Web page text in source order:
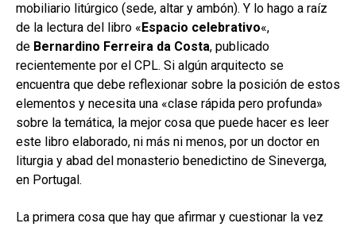
mobiliario litúrgico (sede, altar y ambón). Y lo hago a raíz
de la lectura del libro «Espacio celebrativo«,
de Bernardino Ferreira da Costa, publicado
recientemente por el CPL. Si algún arquitecto se
encuentra que debe reflexionar sobre la posición de estos
elementos y necesita una «clase rápida pero profunda»
sobre la temática, la mejor cosa que puede hacer es leer
este libro elaborado, ni más ni menos, por un doctor en
liturgia y abad del monasterio benedictino de Sineverga,
en Portugal.
La primera cosa que hay que afirmar y cuestionar la vez